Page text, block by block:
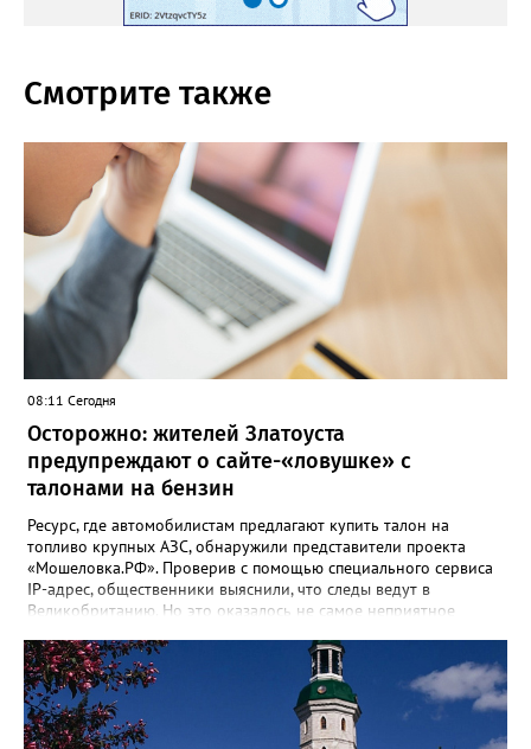
Смотрите также
08:11 Сегодня
Осторожно: жителей Златоуста
предупреждают о сайте-«ловушке» с
талонами на бензин
Ресурс, где автомобилистам предлагают купить талон на
топливо крупных АЗС, обнаружили представители проекта
«Мошеловка.РФ». Проверив с помощью специального сервиса
IP-адрес, общественники выяснили, что следы ведут в
Великобританию. Но это оказалось не самое неприятное
Единственный рабочий элемент страницы — это форма
выбора объема топлива на 10, 50 или 100 литров с
последующим переходом к оплате. А значит, это классическая
ловушка мошенников», - сообщил руководитель Народного
фронта в Челябинской области Денис Рыжий. Активисты